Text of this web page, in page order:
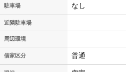
駐車場 なし
近隣駐車場
周辺環境
借家区分 普通